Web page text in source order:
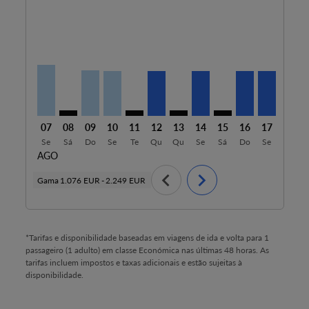
07
Se
AGO
08
Sá
09
Do
10
Se
11
Te
12
Qu
13
Qu
14
Se
15
Sá
16
Do
17
Se
Gama 1.076 EUR -2.249 EUR chevron_left chevron_right
*Tarifas e disponibilidade baseadas em viagens de ida e volta para 1
passageiro (1 adulto) em classe Económica nas últimas 48 horas. As
tarifas incluem impostos e taxas adicionais e estão sujeitas à
disponibilidade.